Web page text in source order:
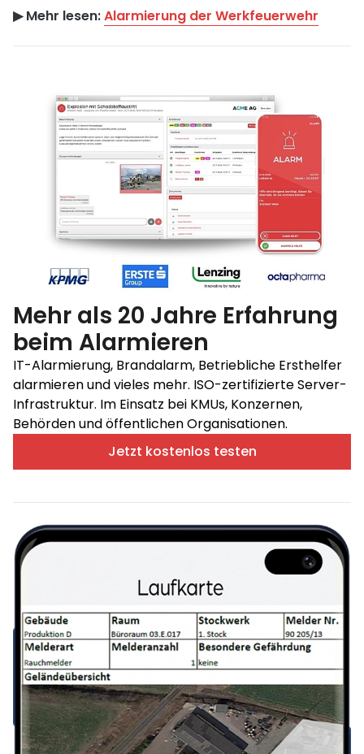
▶︎ Mehr lesen:Alarmierung der Werkfeuerwehr
Mehr als 20 Jahre Erfahrung
beim Alarmieren
IT-Alarmierung, Brandalarm, Betriebliche Ersthelfer
alarmieren und vieles mehr. ISO-zertifizierte Server-
Infrastruktur. Im Einsatz bei KMUs, Konzernen,
Behörden und öffentlichen Organisationen.
Jetzt kostenlos testen